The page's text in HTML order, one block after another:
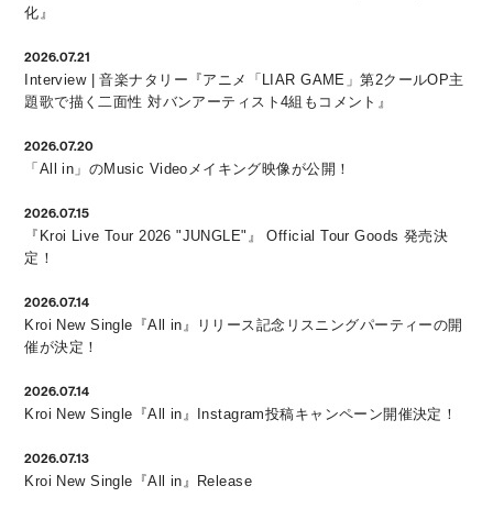
化』
2026.07.21
Interview | 音楽ナタリー『アニメ「LIAR GAME」第2クールOP主
題歌で描く二面性 対バンアーティスト4組もコメント』
2026.07.20
「All in」のMusic Videoメイキング映像が公開！
2026.07.15
『Kroi Live Tour 2026 "JUNGLE"』 Official Tour Goods 発売決
定！
2026.07.14
Kroi New Single『All in』リリース記念リスニングパーティーの開
催が決定！
2026.07.14
Kroi New Single『All in』Instagram投稿キャンペーン開催決定！
2026.07.13
Kroi New Single『All in』Release